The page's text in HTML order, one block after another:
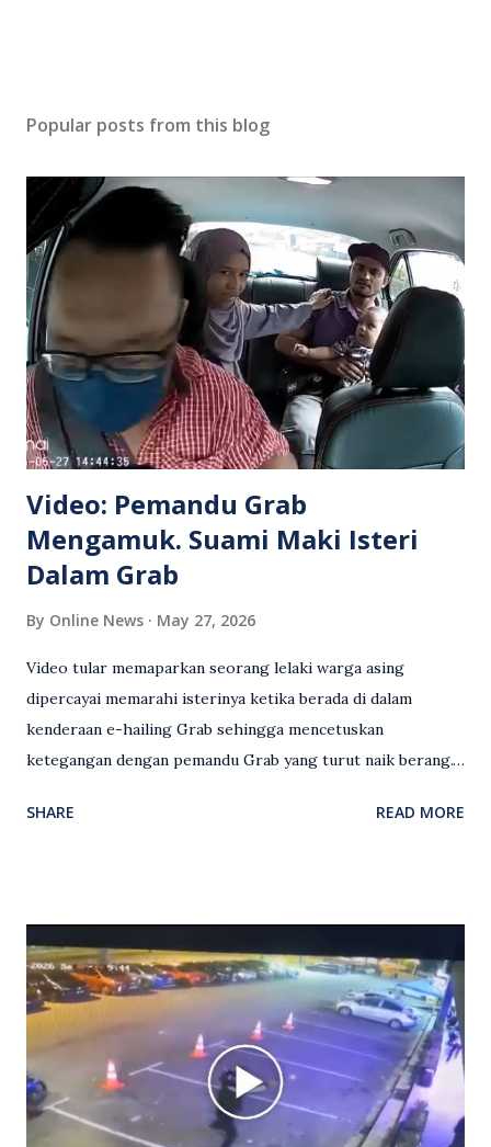
Popular posts from this blog
Video: Pemandu Grab
Mengamuk. Suami Maki Isteri
Dalam Grab
By Online News May 27, 2026
Video tular memaparkan seorang lelaki warga asing
dipercayai memarahi isterinya ketika berada di dalam
kenderaan e-hailing Grab sehingga mencetuskan
ketegangan dengan pemandu Grab yang turut naik berang.
antara seorang lelaki warga asing dengan pemandu Grab
Grab bertindak mempertahankan wanita terbabit sebelum
berlaku pertikaman lidah antara kedua-dua pihak. Video
berkenaan kini tular di media sosial dan mendapat pelbagai
reaksi orang ramai. Antara komen orang awam yang tular di
media sosial mengenai insiden tersebut ialah ramai yang
meluahkan rasa marah terhadap tindakan lelaki berkenaan
serta memuji pemandu Grab kerana campur tangan.
SHARE READ MORE